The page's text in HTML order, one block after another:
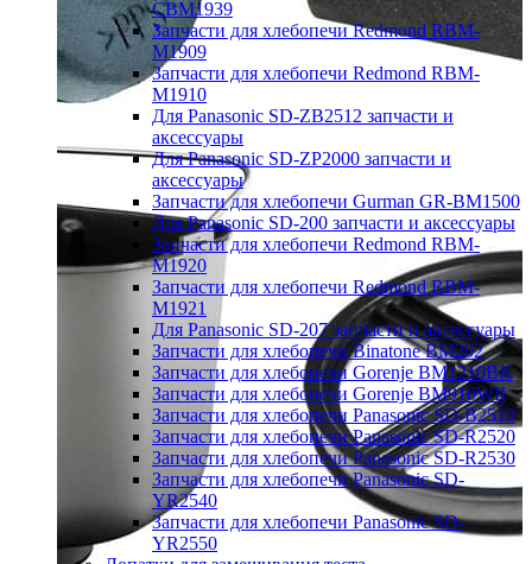
CBM1939
Запчасти для хлебопечи Redmond RBM-
M1909
Запчасти для хлебопечи Redmond RBM-
M1910
Для Panasonic SD-ZB2512 запчасти и
аксессуары
Для Panasonic SD-ZP2000 запчасти и
аксессуары
Запчасти для хлебопечи Gurman GR-BM1500
Для Panasonic SD-200 запчасти и аксессуары
Запчасти для хлебопечи Redmond RBM-
M1920
Запчасти для хлебопечи Redmond RBM-
M1921
Для Panasonic SD-207 запчасти и аксессуары
Запчасти для хлебопечи Binatone BM202
Запчасти для хлебопечи Gorenje BM1210BK
Запчасти для хлебопечи Gorenje BM910WII
Запчасти для хлебопечи Panasonic SD-B2510
Запчасти для хлебопечи Panasonic SD-R2520
Запчасти для хлебопечи Panasonic SD-R2530
Запчасти для хлебопечи Panasonic SD-
YR2540
Запчасти для хлебопечи Panasonic SD-
YR2550